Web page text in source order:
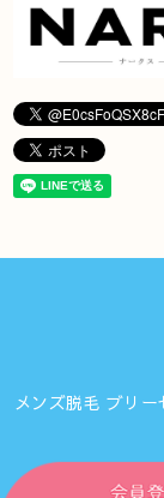
メンズ脱毛 ブリ